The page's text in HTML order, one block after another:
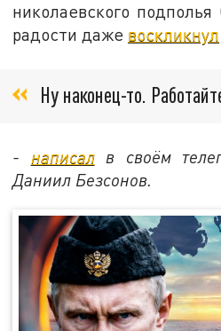
николаевского
радости даже воскликнул
Ну наконец-то.
- написалв своём
Даниил Безсонов.